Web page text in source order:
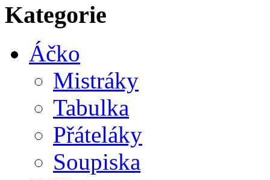
Kategorie
Áčko
Mistráky
Tabulka
Přáteláky
Soupiska